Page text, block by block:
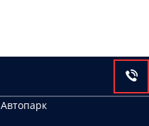
Автопарк